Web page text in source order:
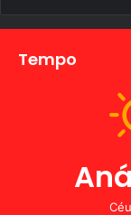
Tempo